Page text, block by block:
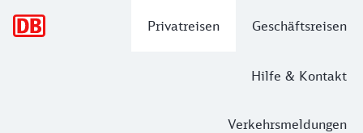
Privatreisen Geschäftsreisen
Hilfe & Kontakt
Verkehrsmeldungen